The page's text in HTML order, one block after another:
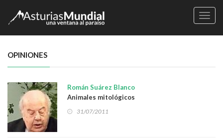
OPINIONES
Román Suárez Blanco
Animales mitológicos
31/07/2011